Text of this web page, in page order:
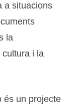
a situacions
la
cultura i la
és un projecte